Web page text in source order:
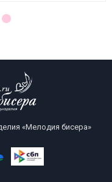
«Мелодия бисера»